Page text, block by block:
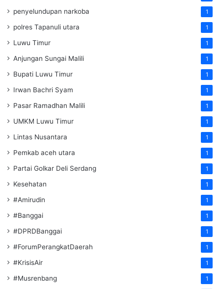
penyelundupan narkoba 1
polres Tapanuli utara 1
Luwu Timur 1
Anjungan Sungai Malili 1
Bupati Luwu Timur 1
Irwan Bachri Syam 1
Pasar Ramadhan Malili 1
UMKM Luwu Timur 1
Lintas Nusantara 1
Pemkab aceh utara 1
Partai Golkar Deli Serdang 1
Kesehatan 1
#Amirudin 1
#Banggai 1
#DPRDBanggai 1
#ForumPerangkatDaerah 1
#KrisisAir 1
#Musrenbang 1